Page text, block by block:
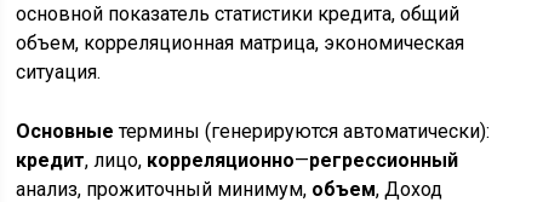
основной показатель статистики кредита, общий
объем, корреляционная матрица, экономическая
ситуация.
Основные термины (генерируются автоматически):
кредит, лицо, корреляционно—регрессионный
анализ, прожиточный минимум, объем, Доход